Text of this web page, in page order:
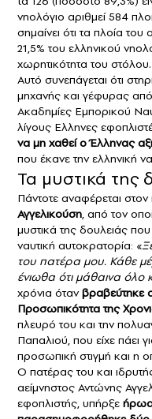
νηολόγιο αριθμεί 584
σημαίνει ότι τα πλοία
21,5% του ελληνικού
χωρητικότητα του στόλου.
Αυτό συνεπάγεται ότι
μηχανής και γέφυρας από
Ακαδημίες Εμπορικού
λίγους Ελληνες
να μη χαθεί ο Έλληνας
που έκανε την ελληνική
Τα μυστικά της
Πάντοτε αναφέρεται
Αγγελικούση, από τον
μυστικά της δουλειάς
ναυτική αυτοκρατορία: «
του πατέρα μου. Κάθε
ένιωθα ότι μάθαινα όλο
χρόνια ότανβραβεύτηκε
Προσωπικότητα της
πλευρό του και την
Παπαλιού, που είχε πάει
προσωπική στιγμή και η
Ο πατέρας του και
αείμνηστος Αντώνης
εφοπλιστής, υπήρξε